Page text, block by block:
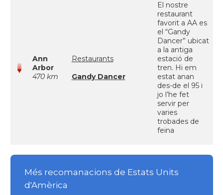
Ann
Arbor
470 km
Restaurants
Gandy Dancer
El nostre
restaurant
favorit a AA es
el “Gandy
Dancer” ubicat
a la antiga
estació de
tren. Hi em
estat anan
des-de el 95 i
jo l’he fet
servir per
varies
trobades de
feina
Més recomanacions de Estats Units
d'Amèrica